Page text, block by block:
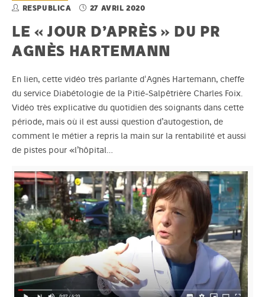
RESPUBLICA 27 AVRIL 2020
LE « JOUR D’APRÈS » DU PR
AGNÈS HARTEMANN
En lien, cette vidéo très parlante d'Agnès Hartemann, cheffe
du service Diabétologie de la Pitié-Salpêtrière Charles Foix.
Vidéo très explicative du quotidien des soignants dans cette
période, mais où il est aussi question d’autogestion, de
comment le métier a repris la main sur la rentabilité et aussi
de pistes pour «l’hôpital…